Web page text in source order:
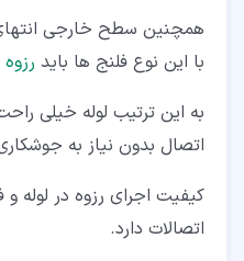
همچنین سطح خارجی انتهای
با این نوع فلنج ها باید رزوه
به این ترتیب لوله خیلی
اتصال بدون نیاز به
کیفیت اجرای رزوه در لوله
اتصالات دارد.